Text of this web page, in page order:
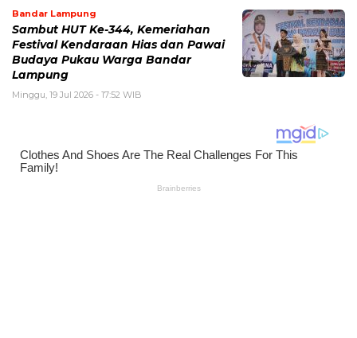
Bandar Lampung
Sambut HUT Ke-344, Kemeriahan
Festival Kendaraan Hias dan Pawai
Budaya Pukau Warga Bandar
Lampung
Minggu, 19 Jul 2026 - 17:52 WIB